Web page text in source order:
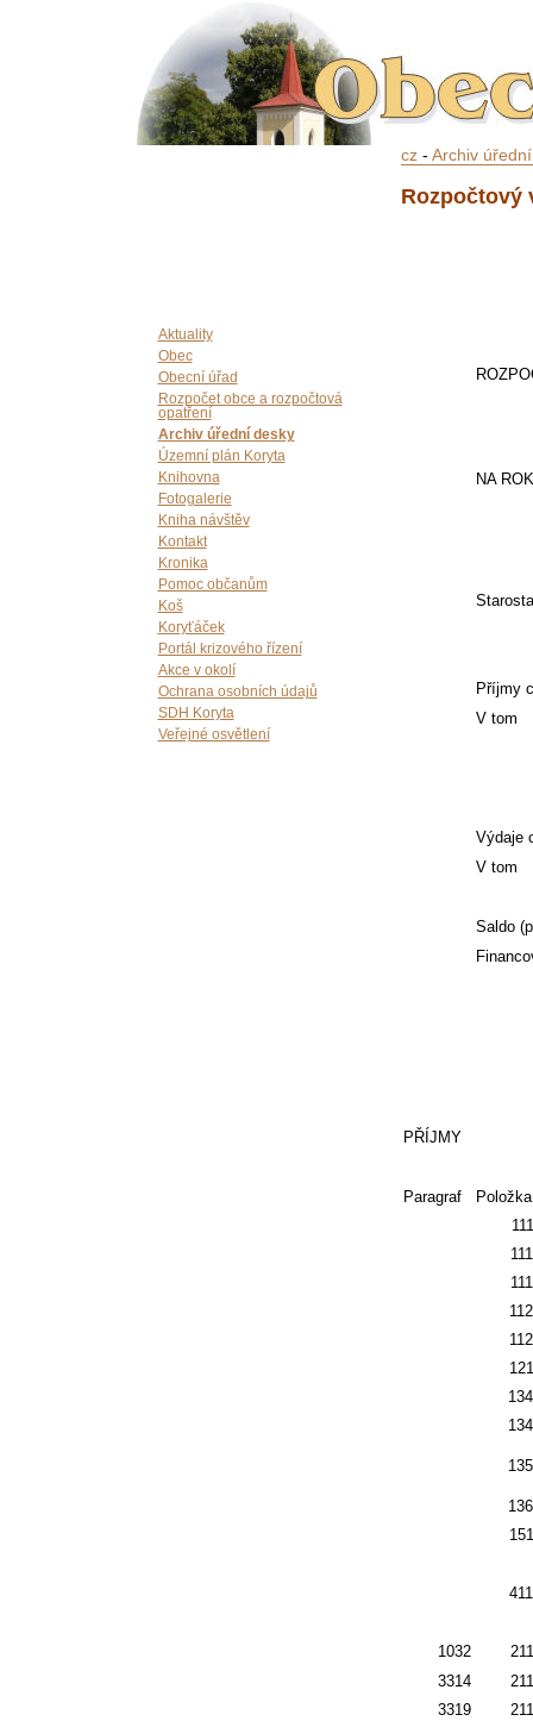
Aktuality
Obec
Obecní úřad
Rozpočet obce a rozpočtová
opatření
Archiv úřední desky
Územní plán Koryta
Knihovna
Fotogalerie
Kniha návštěv
Kontakt
Kronika
Pomoc občanům
Koš
Koryťáček
Portál krizového řízení
Akce v okolí
Ochrana osobních údajů
SDH Koryta
Veřejné osvětlení
cz- Archiv
Rozpočtový
NA
Příjmy
V tom
Výdaje
V tom
Saldo
PŘÍJMY
Paragraf
Položka
1032
3314
3319